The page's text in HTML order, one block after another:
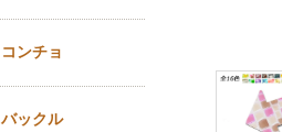
コンチョ
バックル